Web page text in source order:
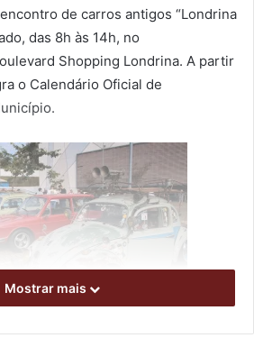
de carros antigos “Londrina
das 8h às 14h, no
Shopping Londrina. A partir
o Calendário Oficial de
Mostrar mais